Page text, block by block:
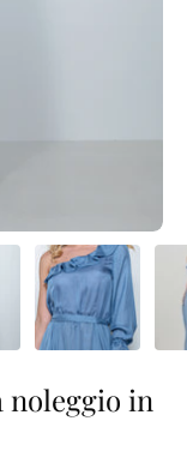
noleggio in